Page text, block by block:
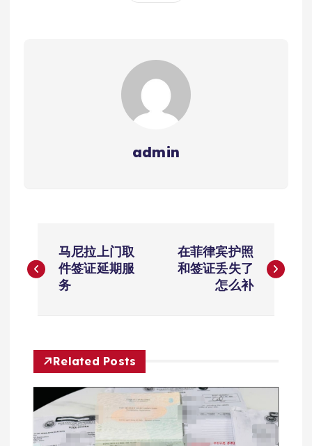
admin
章
航
马尼拉上门取
件签证延期服
务
在菲律宾护照
和签证丢失了
怎么补
Related Posts